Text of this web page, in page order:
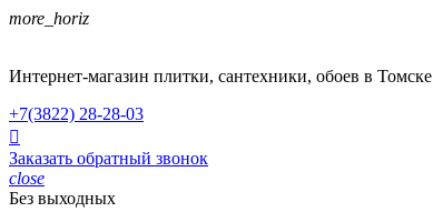
more_horiz
Интернет-магазин плитки, сантехники, обоев в Томске
+7(3822) 28-28-03

Заказать обратный звонок
close
Без выходных